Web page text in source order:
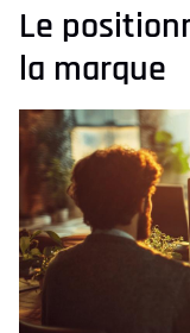
Le
la marque